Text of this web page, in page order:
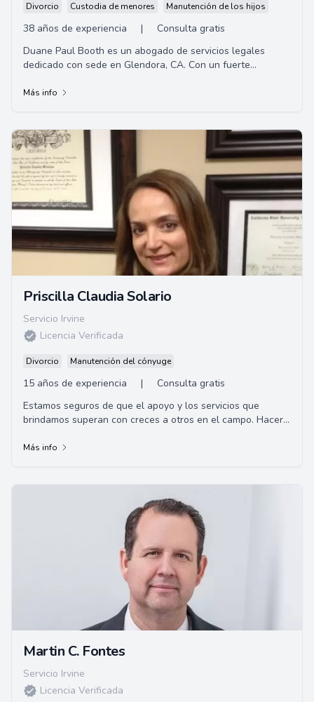
Divorcio Custodia de menores Manutención de los hijos
38 años de experiencia |
Consulta gratis
Duane Paul Booth es un abogado de servicios legales
dedicado con sede en Glendora, CA. Con un fuerte
Más info
Priscilla Claudia Solario
Servicio Irvine
Licencia Verificada
Divorcio Manutención del cónyuge
15 años de experiencia |
Consulta gratis
Estamos seguros de que el apoyo y los servicios que
brindamos superan con creces a otros en el campo. Hacer
Más info
Martin C. Fontes
Servicio Irvine
Licencia Verificada